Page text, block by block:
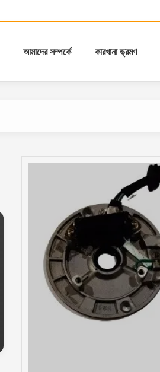
আমাদের সম্পর্কে কারখানা ভ্রমণ